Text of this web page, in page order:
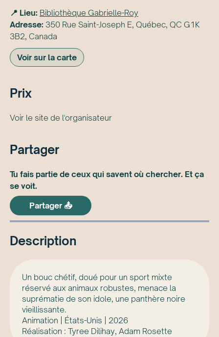
📍 Lieu: Bibliothèque Gabrielle-Roy
Adresse: 350 Rue Saint-Joseph E, Québec, QC G1K
3B2, Canada
Voir sur la carte
Prix
Voir le site de l'organisateur
Partager
Tu fais partie de ceux qui savent où chercher. Et ça
se voit.
Partager 📤
Description
Un bouc chétif, doué pour un sport mixte
réservé aux animaux robustes, menace la
suprématie de son idole, une panthère noire
vieillissante.
Animation | États-Unis | 2026
Réalisation : Tyree Dilihay, Adam Rosette